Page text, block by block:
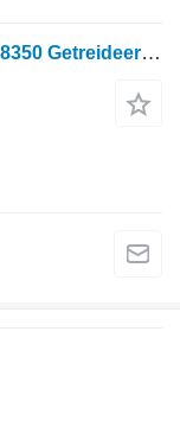
Spejlarm Befestigungsteile für Fendt 8350 Getreideernter